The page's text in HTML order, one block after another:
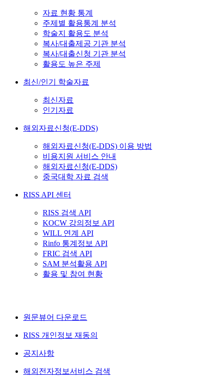
자료 현황 통계
주제별 활용통계 분석
학술지 활용도 분석
복사/대출제공 기관 분석
복사/대출신청 기관 분석
활용도 높은 주제
최신/인기 학술자료
최신자료
인기자료
해외자료신청(E-DDS)
해외자료신청(E-DDS) 이용 방법
비용지원 서비스 안내
해외자료신청(E-DDS)
중국대학 자료 검색
RISS API 센터
RISS 검색 API
KOCW 강의정보 API
WILL 연계 API
Rinfo 통계정보 API
FRIC 검색 API
SAM 분석활용 API
활용 및 참여 현황
원문뷰어 다운로드
RISS 개인정보 재동의
공지사항
해외전자정보서비스 검색